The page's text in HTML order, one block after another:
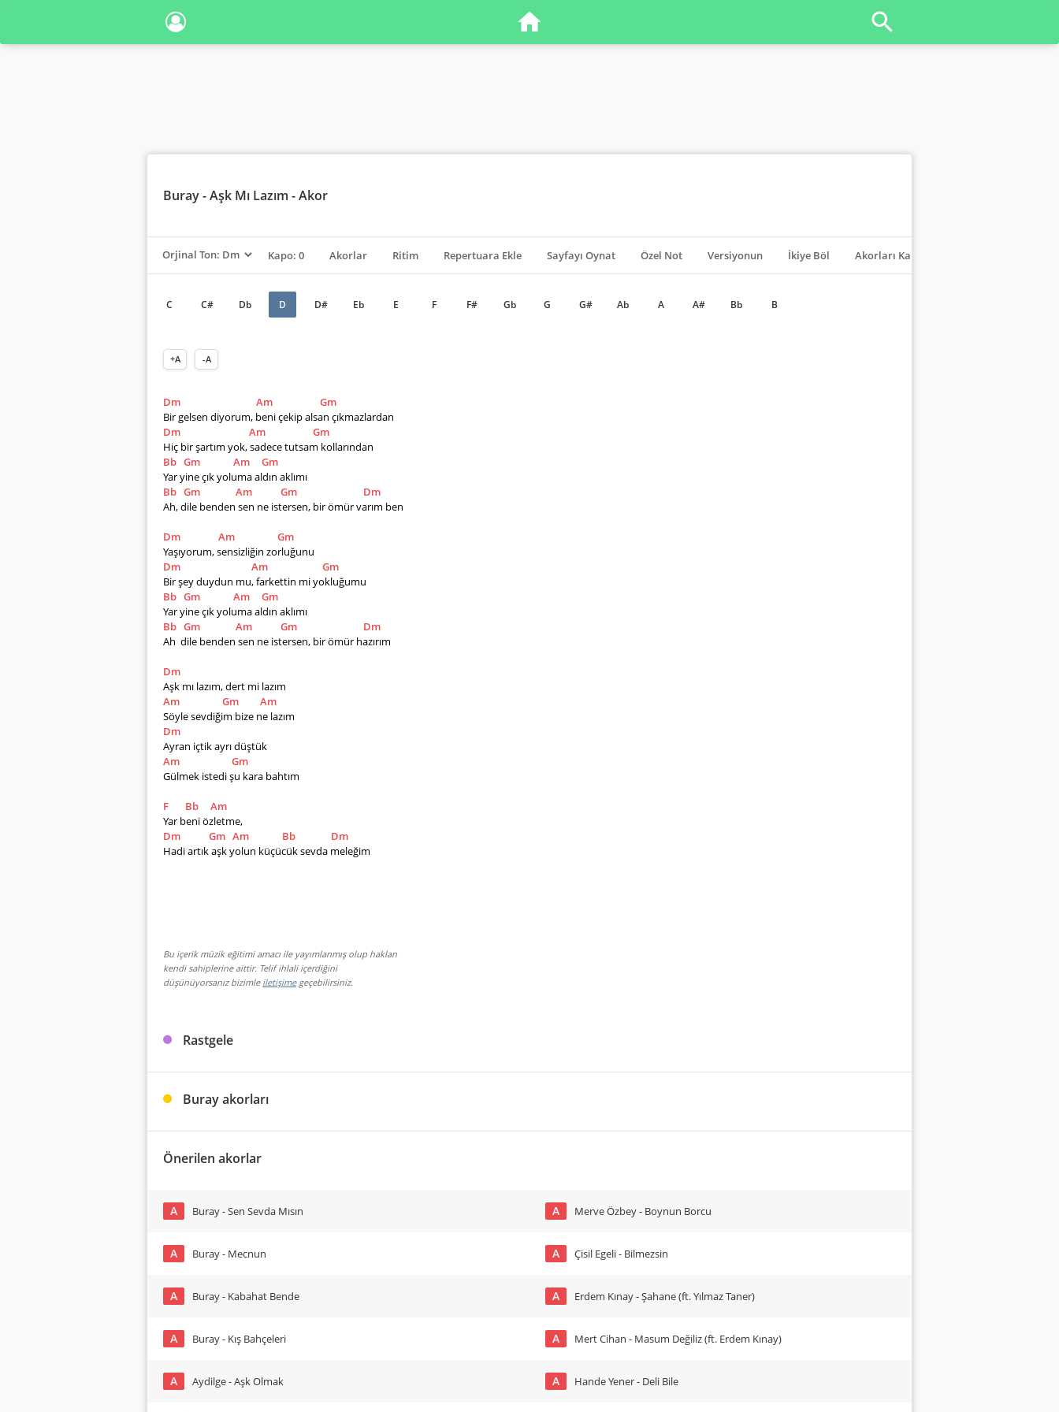
Buray- Aşk Mı Lazım - Akor
Kapo: 0 Akorlar Ritim Repertuara Ekle Sayfayı Oynat Özel Not Versiyonun İkiye Böl Akorları Kapat
C C# Db D D# Eb E F F# Gb G G# Ab A A# Bb B
+A -A
Dm Am
Gm
Bir gelsen diyorum, beni çekip alsan çıkmazlardan
Dm
Am
Gm
Hiç bir şartım yok, sadece tutsam kollarından
Bb Gm Am
Gm
Yar yine çık yoluma aldın aklımı
Bb Gm Am Gm
Dm
Ah, dile benden sen ne istersen, bir ömür varım ben
Dm Am
Gm
Yaşıyorum, sensizliğin zorluğunu
Dm
Am
Gm
Bir şey duydun mu, farkettin mi yokluğumu
Bb Gm Am
Gm
Yar yine çık yoluma aldın aklımı
Bb Gm Am Gm
Dm
Ah  dile benden sen ne istersen, bir ömür hazırım
Dm
Aşk mı lazım, dert mi lazım
Am
Gm
Am
Söyle sevdiğim bize ne lazım
Dm
Ayran içtik ayrı düştük
Am
Gm
Gülmek istedi şu kara bahtım
F Bb
Am
Yar beni özletme,
Dm
Gm Am Bb
Dm
Hadi artık aşk yolun küçücük sevda meleğim
Bu içerik müzik eğitimi amacı ile yayımlanmış olup hakları
kendi sahiplerine aittir. Telif ihlali içerdiğini
düşünüyorsanız bizimle iletişimegeçebilirsiniz.
Rastgele
Buray akorları
Önerilen akorlar
A Buray - Sen Sevda Mısın
A Buray - Mecnun
A Buray - Kabahat Bende
A Buray - Kış Bahçeleri
A Aydilge - Aşk Olmak
A Merve Özbey - Boynun Borcu
A Çisil Egeli - Bilmezsin
A Erdem Kınay - Şahane (ft. Yılmaz Taner)
A Mert Cihan - Masum Değiliz (ft. Erdem Kınay)
A Hande Yener - Deli Bile